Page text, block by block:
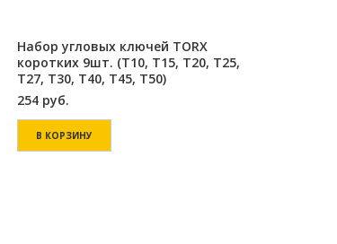
Набор угловых ключей TORX
коротких 9шт. (Т10, Т15, Т20, Т25,
Т27, Т30, Т40, Т45, Т50)
254 руб.
В КОРЗИНУ